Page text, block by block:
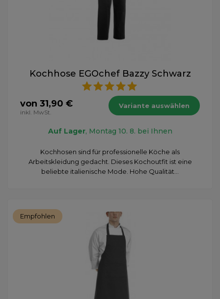
Kochhose EGOchef Bazzy Schwarz
von 31,90 €
inkl. MwSt.
Variante auswählen
Auf Lager, Montag 10. 8. bei Ihnen
Kochhosen sind für professionelle Köche als
Arbeitskleidung gedacht. Dieses Kochoutfit ist eine
beliebte italienische Mode. Hohe Qualität...
Empfohlen